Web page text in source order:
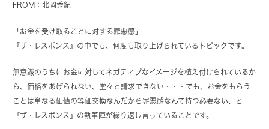
FROM：北岡秀紀
「お金を受け取ることに対する罪悪感」
『ザ・レスポンス』の中でも、何度も取り上げられているトピックです。
無意識のうちにお金に対してネガティブなイメージを植え付けられているか
ら、価格をあげられない、堂々と請求できない・・・でも、お金をもらう
ことは単なる価値の等価交換なんだから罪悪感なんて持つ必要ない、と
『ザ・レスポンス』の執筆陣が繰り返し言っていることです。